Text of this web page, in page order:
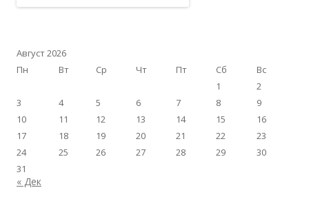
Август 2026
Пн
Вт Ср Чт Пт Сб
Вс
1
2
3
4 5 6 7 8
9
10
11 12 13 14 15
16
17
18 19 20 21 22
23
24
25 26 27 28 29
30
31
« Дек